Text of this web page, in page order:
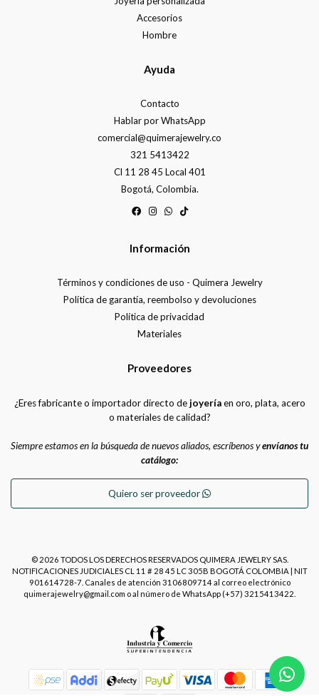
Accesorios
Hombre
Ayuda
Contacto
Hablar por WhatsApp
comercial@quimerajewelry.co
321 5413422
Cl 11 28 45 Local 401
Bogotá, Colombia.
Información
Términos y condiciones de uso - Quimera Jewelry
Política de garantía, reembolso y devoluciones
Política de privacidad
Materiales
Proveedores
¿Eres fabricante o importador directo dejoyeríaen oro, plata, acero
o materiales de calidad?
Siempre estamos en la búsqueda de nuevos aliados, escríbenos yenvíanos tu
catálogo:
Quiero ser proveedor
© 2026 TODOS LOS DERECHOS RESERVADOS QUIMERA JEWELRY SAS.
NOTIFICACIONES JUDICIALES CL 11 # 28 45 LC 305B BOGOTÁ COLOMBIA | NIT
901614728-7. Canales de atención 3106809714 al correo electrónico
quimerajewelry@gmail.com o al número de WhatsApp (+57) 3215413422.